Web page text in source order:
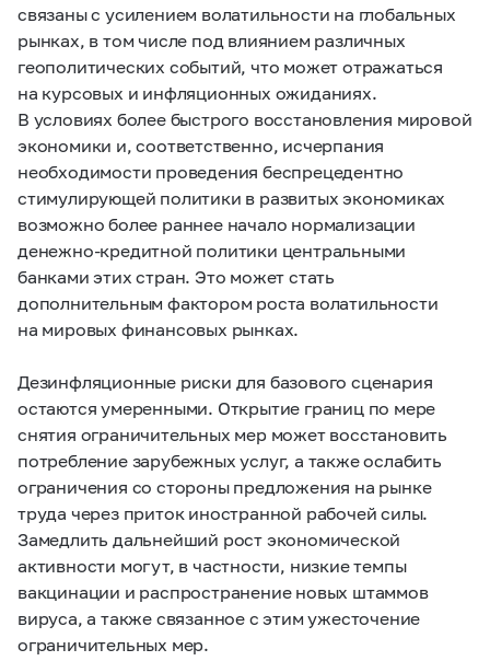
связаны с усилением волатильности на глобальных
рынках, в том числе под влиянием различных
геополитических событий, что может отражаться
на курсовых и инфляционных ожиданиях.
В условиях более быстрого восстановления мировой
экономики и, соответственно, исчерпания
необходимости проведения беспрецедентно
стимулирующей политики в развитых экономиках
возможно более раннее начало нормализации
денежно-кредитной политики центральными
банками этих стран. Это может стать
дополнительным фактором роста волатильности
на мировых финансовых рынках.
Дезинфляционные риски для базового сценария
остаются умеренными. Открытие границ по мере
снятия ограничительных мер может восстановить
потребление зарубежных услуг, а также ослабить
ограничения со стороны предложения на рынке
труда через приток иностранной рабочей силы.
Замедлить дальнейший рост экономической
активности могут, в частности, низкие темпы
вакцинации и распространение новых штаммов
вируса, а также связанное с этим ужесточение
ограничительных мер.